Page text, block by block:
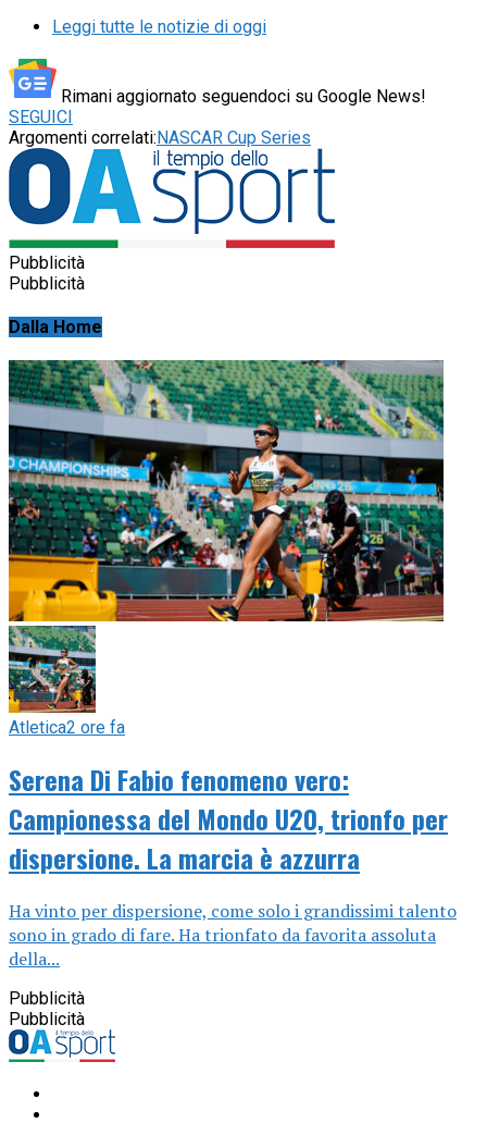
Leggi tutte le notizie di oggi
Rimani aggiornato seguendoci su Google News!
SEGUICI
Argomenti correlati:NASCAR Cup Series
Pubblicità
Pubblicità
Dalla Home
Atletica2 ore fa
Serena Di Fabio fenomeno vero:
Campionessa del Mondo U20, trionfo per
dispersione. La marcia è azzurra
Ha vinto per dispersione, come solo i grandissimi talento
sono in grado di fare. Ha trionfato da favorita assoluta
della...
Pubblicità
Pubblicità